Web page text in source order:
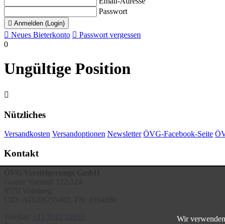
Passwort
 Anmelden (Login)
 Neues Bieterkonto  Passwort vergessen
Wir
0
Ungültige Position

Nützliches
Versandkosten Versandoptionen Newsletter ÖVG-Facebook-Seite
Kontakt